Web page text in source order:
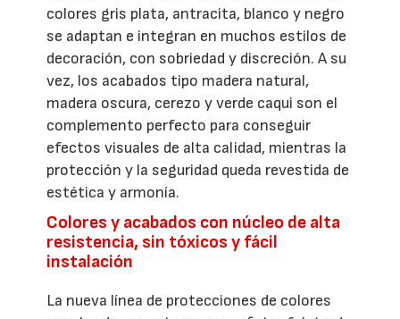
colores gris plata, antracita, blanco y negro
se adaptan e integran en muchos estilos de
decoración, con sobriedad y discreción. A su
vez, los acabados tipo madera natural,
madera oscura, cerezo y verde caqui son el
complemento perfecto para conseguir
efectos visuales de alta calidad, mientras la
protección y la seguridad queda revestida de
estética y armonía.
Colores y acabados con núcleo de alta
resistencia, sin tóxicos y fácil
instalación
La nueva línea de protecciones de colores